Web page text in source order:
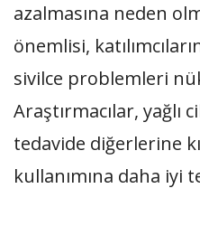
azalmasına neden
önemlisi,
sivilce problemleri
Araştırmacılar, yağlı
tedavide diğerlerine
kullanımına daha